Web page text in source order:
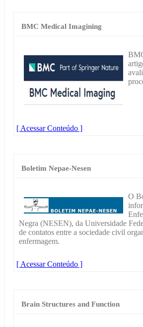
BMC Medical Imagining
[ Acessar Conteúdo ]
Boletim Nepae-Nesen
O
Negra (NESEN), da Universidade
de contatos entre a sociedade civil
enfermagem.
[ Acessar Conteúdo ]
Brain Structures and Function